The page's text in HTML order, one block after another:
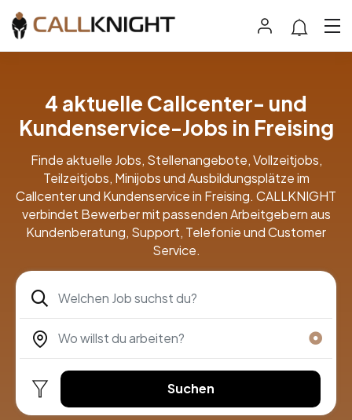
4 aktuelle Callcenter- und
Kundenservice-Jobs in Freising
Finde aktuelle Jobs, Stellenangebote, Vollzeitjobs,
Teilzeitjobs, Minijobs und Ausbildungsplätze im
Callcenter und Kundenservice in Freising. CALLKNIGHT
verbindet Bewerber mit passenden Arbeitgebern aus
Kundenberatung, Support, Telefonie und Customer
Service.
Suchen